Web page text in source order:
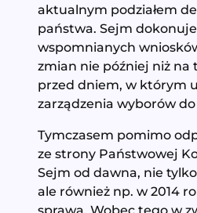
aktualnym podziałem
państwa. Sejm
wspomnianych
zmian nie później niż na
przed dniem, w którym
zarządzenia wyborów
Tymczasem pomimo
ze strony Państwowej
Sejm od dawna, nie
ale również np. w 2014
sprawą. Wobec tego w